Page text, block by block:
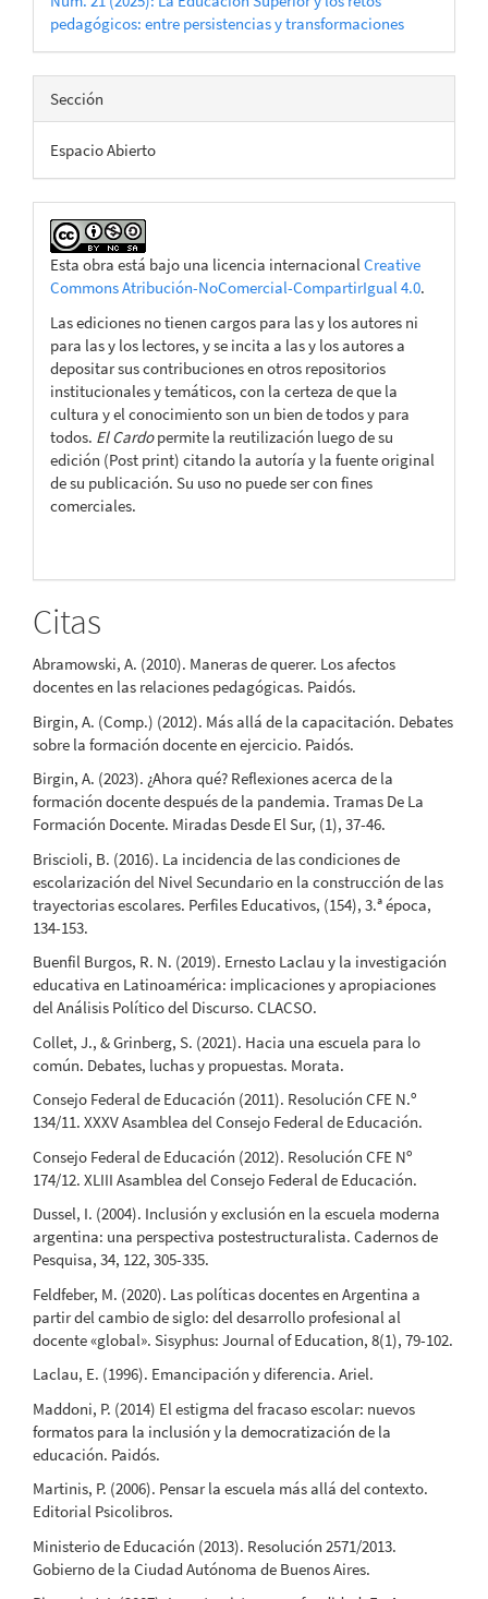
pedagógicos: entre persistencias y transformaciones
Sección
Espacio Abierto
Esta obra está bajo una licencia internacionalCreative
Commons Atribución-NoComercial-CompartirIgual 4.0.
Las ediciones no tienen cargos para las y los autores ni
para las y los lectores, y se incita a las y los autores a
depositar sus contribuciones en otros repositorios
institucionales y temáticos, con la certeza de que la
cultura y el conocimiento son un bien de todos y para
todos. El Cardopermite la reutilización luego de su
edición (Post print) citando la autoría y la fuente original
de su publicación. Su uso no puede ser con fines
comerciales.
Citas
Abramowski, A. (2010). Maneras de querer. Los afectos
docentes en las relaciones pedagógicas. Paidós.
Birgin, A. (Comp.) (2012). Más allá de la capacitación. Debates
sobre la formación docente en ejercicio. Paidós.
Birgin, A. (2023). ¿Ahora qué? Reflexiones acerca de la
formación docente después de la pandemia. Tramas De La
Formación Docente. Miradas Desde El Sur, (1), 37-46.
Briscioli, B. (2016). La incidencia de las condiciones de
escolarización del Nivel Secundario en la construcción de las
trayectorias escolares. Perfiles Educativos, (154), 3.ª época,
134-153.
Buenfil Burgos, R. N. (2019). Ernesto Laclau y la investigación
educativa en Latinoamérica: implicaciones y apropiaciones
del Análisis Político del Discurso. CLACSO.
Collet, J., & Grinberg, S. (2021). Hacia una escuela para lo
común. Debates, luchas y propuestas. Morata.
Consejo Federal de Educación (2011). Resolución CFE N.º
134/11. XXXV Asamblea del Consejo Federal de Educación.
Consejo Federal de Educación (2012). Resolución CFE Nº
174/12. XLIII Asamblea del Consejo Federal de Educación.
Dussel, I. (2004). Inclusión y exclusión en la escuela moderna
argentina: una perspectiva postestructuralista. Cadernos de
Pesquisa, 34, 122, 305-335.
Feldfeber, M. (2020). Las políticas docentes en Argentina a
partir del cambio de siglo: del desarrollo profesional al
docente «global». Sisyphus: Journal of Education, 8(1), 79-102.
Laclau, E. (1996). Emancipación y diferencia. Ariel.
Maddoni, P. (2014) El estigma del fracaso escolar: nuevos
formatos para la inclusión y la democratización de la
educación. Paidós.
Martinis, P. (2006). Pensar la escuela más allá del contexto.
Editorial Psicolibros.
Ministerio de Educación (2013). Resolución 2571/2013.
Gobierno de la Ciudad Autónoma de Buenos Aires.